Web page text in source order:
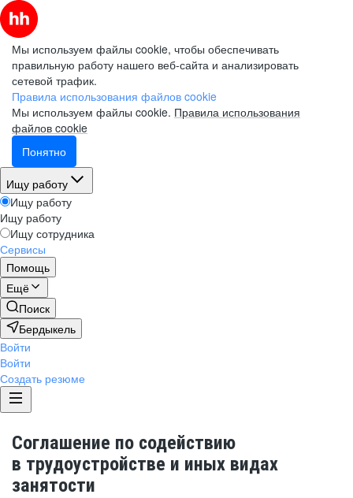
Мы используем файлы cookie, чтобы обеспечивать
правильную работу нашего веб-сайта и анализировать
сетевой трафик.
Правила использования файлов cookie
Мы используем файлы cookie. Правила использования
файлов cookie
Понятно
Ищу работу
Ищу работу
Ищу работу
Ищу сотрудника
Сервисы
Помощь
Ещё
Поиск
Бердыкель
Войти
Войти
Создать резюме
Соглашение по содействию
в трудоустройстве и иных видах
занятости